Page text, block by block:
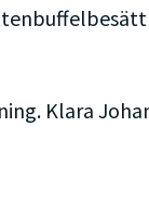
Klara